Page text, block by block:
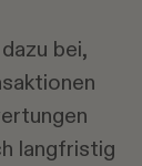
bei,
langfristig